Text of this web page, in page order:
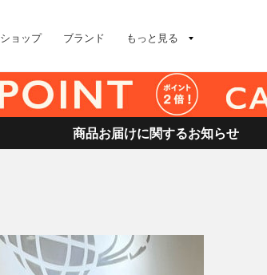
ショップ ブランド もっと見る
商品お届けに関するお知らせ